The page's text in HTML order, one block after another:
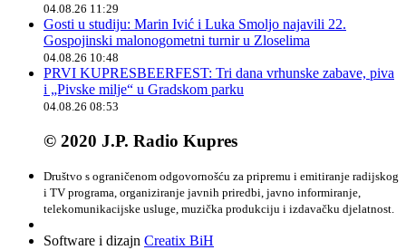
04.08.26 11:29
Gosti u studiju: Marin Ivić i Luka Smoljo najavili 22.
Gospojinski malonogometni turnir u Zloselima
04.08.26 10:48
PRVI KUPRESBEERFEST: Tri dana vrhunske zabave, piva
i „Pivske milje“ u Gradskom parku
04.08.26 08:53
© 2020 J.P. Radio Kupres
Društvo s ograničenom odgovornošću za pripremu i emitiranje radijskog
i TV programa, organiziranje javnih priredbi, javno informiranje,
telekomunikacijske usluge, muzička produkciju i izdavačku djelatnost.
Software i dizajn Creatix BiH